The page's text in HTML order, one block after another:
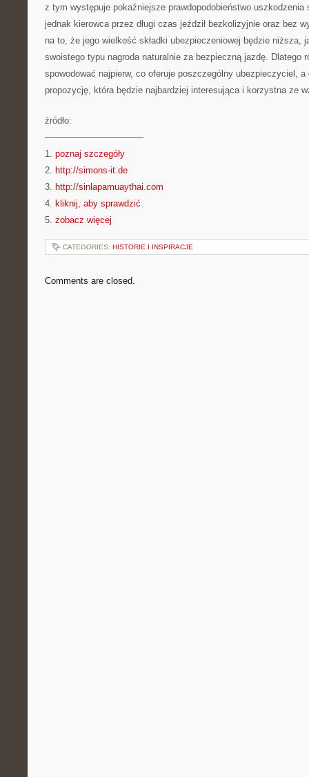
z tym występuje pokaźniejsze prawdopodobieństwo uszkodzenia
jednak kierowca przez długi czas jeździł bezkolizyjnie oraz bez
na to, że jego wielkość składki ubezpieczeniowej będzie niższa,
swoistego typu nagroda naturalnie za bezpieczną jazdę. Dlatego
spowodować najpierw, co oferuje poszczególny ubezpieczyciel, a
propozycję, która będzie najbardziej interesująca i korzystna ze
źródło:
———————————
1. poznaj szczegóły
2. http://simons-it.de
3. http://sinlapamuaythai.com
4. kliknij, aby sprawdzić
5. zobacz więcej
CATEGORIES: HISTORIE I INSPIRACJE
Comments are closed.